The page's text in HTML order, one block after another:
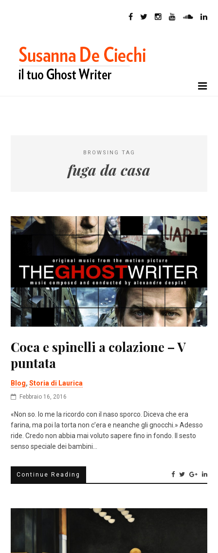
BROWSING TAG
fuga da casa
Coca e spinelli a colazione – V
puntata
Blog,Storia di Laurica
Febbraio 16, 2016
«Non so. Io me la ricordo con il naso sporco. Diceva che era
farina, ma poi la torta non c’era e neanche gli gnocchi.» Adesso
ride. Credo non abbia mai voluto sapere fino in fondo. Il sesto
senso speciale dei bambini…
Continue Reading